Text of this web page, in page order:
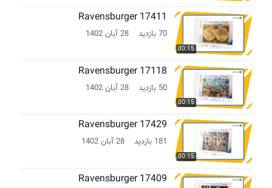
00:15
Ravensburger 17411
70 بازدید 28 آبان 1402
00:15
Ravensburger 17118
50 بازدید 28 آبان 1402
00:15
Ravensburger 17429
181 بازدید 28 آبان 1402
Ravensburger 17409